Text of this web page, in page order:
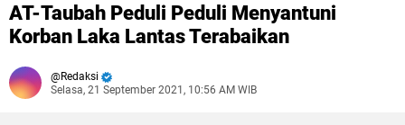
AT-Taubah Peduli Peduli Menyantuni
Korban Laka Lantas Terabaikan
Redaksi
Selasa, 21 September 2021, 10:56 AM WIB